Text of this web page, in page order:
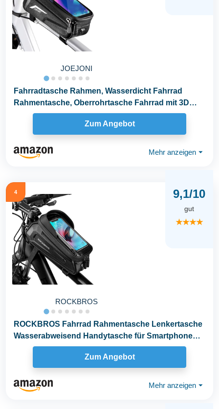
JOEJONI
Fahrradtasche Rahmen, Wasserdicht Fahrrad
Rahmentasche, Oberrohrtasche Fahrrad mit 3D
Sonnenblende...
Zum Angebot
Mehr anzeigen ⏷
4
ROCKBROS
9,1/10
gut
★★★★
ROCKBROS Fahrrad Rahmentasche Lenkertasche
Wasserabweisend Handytasche für Smartphone
bis zu...
Zum Angebot
Mehr anzeigen ⏷